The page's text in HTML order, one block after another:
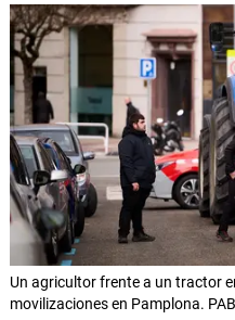
Un agricultor frente a un tractor
movilizaciones en Pamplona.